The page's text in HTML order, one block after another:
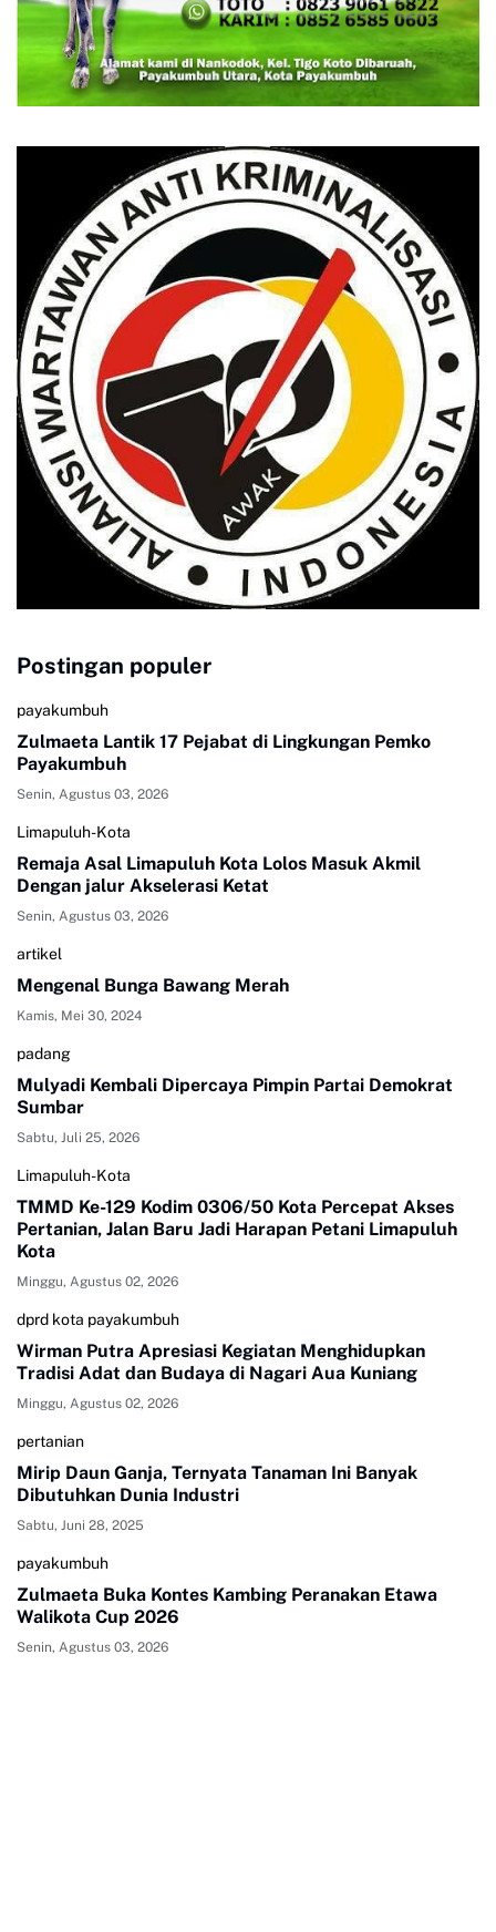
Postingan populer
payakumbuh
Zulmaeta Lantik 17 Pejabat di Lingkungan Pemko
Payakumbuh
Senin, Agustus 03, 2026
Limapuluh-Kota
Remaja Asal Limapuluh Kota Lolos Masuk Akmil
Dengan jalur Akselerasi Ketat
Senin, Agustus 03, 2026
artikel
Mengenal Bunga Bawang Merah
Kamis, Mei 30, 2024
padang
Mulyadi Kembali Dipercaya Pimpin Partai Demokrat
Sumbar
Sabtu, Juli 25, 2026
Limapuluh-Kota
TMMD Ke-129 Kodim 0306/50 Kota Percepat Akses
Pertanian, Jalan Baru Jadi Harapan Petani Limapuluh
Kota
Minggu, Agustus 02, 2026
dprd kota payakumbuh
Wirman Putra Apresiasi Kegiatan Menghidupkan
Tradisi Adat dan Budaya di Nagari Aua Kuniang
Minggu, Agustus 02, 2026
pertanian
Mirip Daun Ganja, Ternyata Tanaman Ini Banyak
Dibutuhkan Dunia Industri
Sabtu, Juni 28, 2025
payakumbuh
Zulmaeta Buka Kontes Kambing Peranakan Etawa
Walikota Cup 2026
Senin, Agustus 03, 2026